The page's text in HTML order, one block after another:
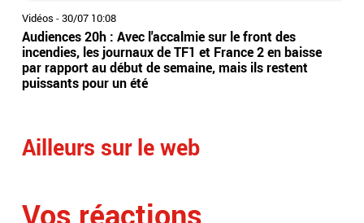
Vidéos -30/07 10:08
Audiences 20h : Avec l'accalmie sur le front des
incendies, les journaux de TF1 et France 2 en baisse
par rapport au début de semaine, mais ils restent
puissants pour un été
Ailleurs sur le web
Vos réactions